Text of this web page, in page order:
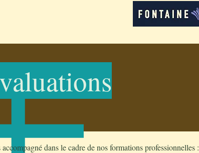
dans le cadre de nos formations professionnelles :